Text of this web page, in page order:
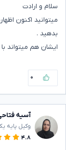
سلام و ارادت
میتوانید اکنون
بدهید .
ایشان هم میتواند
۰
آسیه
وکیل پایه
۴.۸